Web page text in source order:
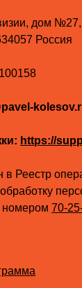
дом №27,
Россия
https://
в Реестр
номером 70-